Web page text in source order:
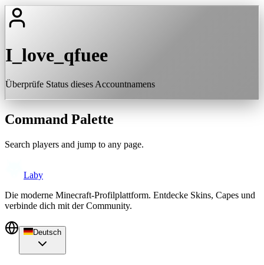
I_love_qfuee
Überprüfe Status dieses Accountnamens
Command Palette
Search players and jump to any page.
Laby
Die moderne Minecraft-Profilplattform. Entdecke Skins, Capes und
verbinde dich mit der Community.
Deutsch